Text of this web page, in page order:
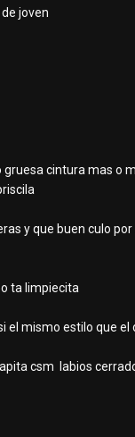
joven
gruesa cintura mas o
y que buen culo
ta limpiecita
el mismo estilo que
csm labios